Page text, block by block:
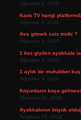
Ağustos 6, 2026
Kaos TV hangi
Ağustos 5, 2026
Ava gitmek caiz midir ?
Ağustos 4, 2026
1 kez giyilen ayakkabı
Ağustos 3, 2026
1 aylık bir muhabbet
Ağustos 3, 2026
Koyunların koça
Temmuz 26, 2026
Ayakkabının büyük
Temmuz 25, 2026